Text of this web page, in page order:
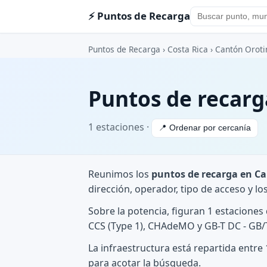
⚡ Puntos de Recarga
Puntos de Recarga › Costa Rica › Cantón
Puntos de
1 estaciones · 📍 Ordenar por cercanía
Reunimos los puntos de recarga en
dirección, operador, tipo de acceso y
Sobre la potencia, figuran 1
CCS (Type 1), CHAdeMO y GB-T DC -
La infraestructura está repartida entre
para acotar la búsqueda.